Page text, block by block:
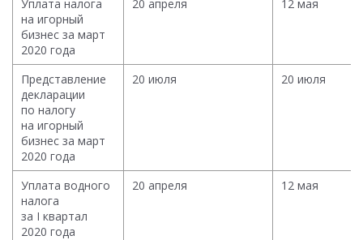
Уплата налога
на игорный
бизнес за март
2020 года
20 апреля 12 мая
Представление
декларации
по налогу
на игорный
бизнес за март
2020 года
20 июля 20 июля
Уплата водного
налога
за I квартал
2020 года
20 апреля 12 мая